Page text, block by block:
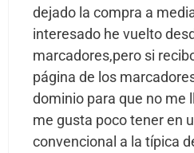
dejado la compra a
interesado he vuelto
marcadores,pero si
página de los
dominio para que no me
me gusta poco tener en
convencional a la típica